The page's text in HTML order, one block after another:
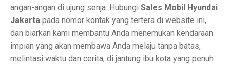
angan-angan di ujung senja. Hubungi Sales Mobil Hyundai
Jakarta pada nomor kontak yang tertera di website ini,
dan biarkan kami membantu Anda menemukan kendaraan
impian yang akan membawa Anda melaju tanpa batas,
melintasi waktu dan cerita, di jantung ibu kota yang penuh